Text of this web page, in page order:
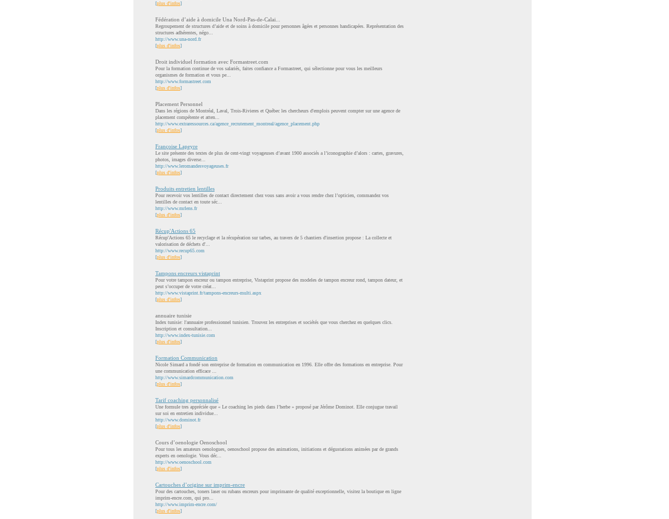
[plus d'infos]
Fédération d’aide à domicile Una Nord-Pas-de-Calai...
Regroupement de structures d’aide et de soins à domicile pour personnes âgées et personnes handicapées. Représentation des
structures adhérentes, négo...
http://www.una-nord.fr
[plus d'infos]
Droit individuel formation avec Formastreet.com
Pour la formation continue de vos salariés, faites confiance a Formastreet, qui sélectionne pour vous les meilleurs
organismes de formation et vous pe...
http://www.formastreet.com
[plus d'infos]
Placement Personnel
Dans les régions de Montréal, Laval, Trois-Rivieres et Québec les chercheurs d'emplois peuvent compter sur une agence de
placement compétente et atten...
http://www.extraressources.ca/agence_recrutement_montreal/agence_placement.php
[plus d'infos]
Françoise Lapeyre
Le site présente des textes de plus de cent-vingt voyageuses d’avant 1900 associés a l’iconographie d’alors : cartes, gravures,
photos, images diverse...
http://www.leromandesvoyageuses.fr
[plus d'infos]
Produits entretien lentilles
Pour recevoir vos lentilles de contact directement chez vous sans avoir a vous rendre chez l’opticien, commandez vos
lentilles de contact en toute séc...
http://www.mrlens.fr
[plus d'infos]
Récup'Actions 65
Récup'Actions 65 le recyclage et la récupération sur tarbes, au travers de 5 chantiers d'insertion propose : La collecte et
valorisation de déchets d'...
http://www.recup65.com
[plus d'infos]
Tampons encreurs vistaprint
Pour votre tampon encreur ou tampon entreprise, Vistaprint propose des modeles de tampon encreur rond, tampon dateur, et
peut s’occuper de votre créat...
http://www.vistaprint.fr/tampons-encreurs-multi.aspx
[plus d'infos]
annuaire tunisie
Index tunisie: l'annuaire professionnel tunisien. Trouvez les entreprises et sociétés que vous cherchez en quelques clics.
Inscription et consultation...
http://www.index-tunisie.com
[plus d'infos]
Formation Communication
Nicole Simard a fondé son entreprise de formation en communication en 1996. Elle offre des formations en entreprise. Pour
une communication efficace ...
http://www.simardcommunication.com
[plus d'infos]
Tarif coaching personnalisé
Une formule tres appréciée que « Le coaching les pieds dans l’herbe » proposé par Jérôme Dominot. Elle conjugue travail
sur soi en entretien individue...
http://www.dominot.fr
[plus d'infos]
Cours d’oenologie Oenoschool
Pour tous les amateurs oenologues, oenoschool propose des animations, initiations et dégustations animées par de grands
experts en oenologie. Vous déc...
http://www.oenoschool.com
[plus d'infos]
Cartouches d’origine sur imprim-encre
Pour des cartouches, toners laser ou rubans encreurs pour imprimante de qualité exceptionnelle, visitez la boutique en ligne
imprim-encre.com, qui pro...
http://www.imprim-encre.com/
[plus d'infos]